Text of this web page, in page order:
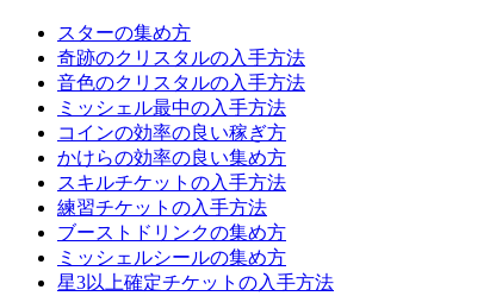
スターの集め方
奇跡のクリスタルの入手方法
音色のクリスタルの入手方法
ミッシェル最中の入手方法
コインの効率の良い稼ぎ方
かけらの効率の良い集め方
スキルチケットの入手方法
練習チケットの入手方法
ブーストドリンクの集め方
ミッシェルシールの集め方
星3以上確定チケットの入手方法